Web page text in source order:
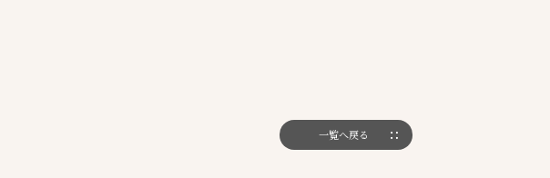
一覧へ戻る